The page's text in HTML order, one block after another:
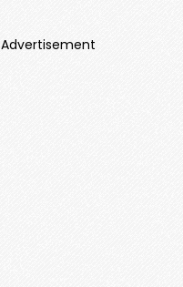
Advertisement